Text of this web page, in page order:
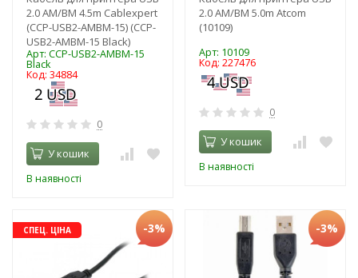
2.0 AM/BM 4.5m Cablexpert
(CCP-USB2-AMBM-15) (CCP-
USB2-AMBM-15 Black)
Арт: CCP-USB2-AMBM-15
Black
Код: 34884
0
У кошик
В наявності
2.0 AM/BM 5.0m Atcom
(10109)
Арт: 10109
Код: 227476
0
У кошик
В наявності
СПЕЦ. ЦІНА -3% -3%